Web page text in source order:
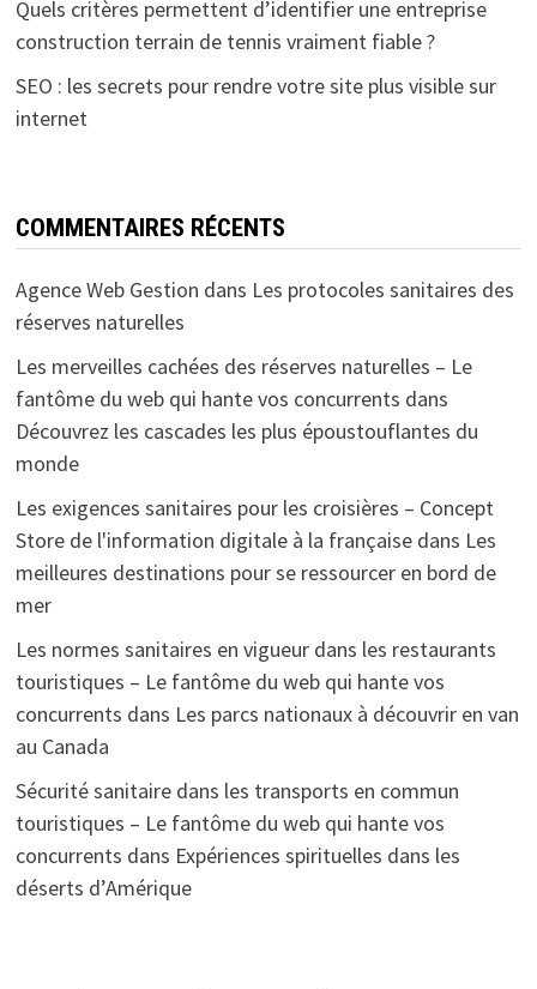
Quels critères permettent d’identifier une entreprise
construction terrain de tennis vraiment fiable ?
SEO : les secrets pour rendre votre site plus visible sur
internet
COMMENTAIRES RÉCENTS
Agence Web Gestion dans Les protocoles sanitaires des
réserves naturelles
Les merveilles cachées des réserves naturelles – Le
fantôme du web qui hante vos concurrents dans
Découvrez les cascades les plus époustouflantes du
monde
Les exigences sanitaires pour les croisières – Concept
Store de l'information digitale à la françaisedans Les
meilleures destinations pour se ressourcer en bord de
mer
Les normes sanitaires en vigueur dans les restaurants
touristiques – Le fantôme du web qui hante vos
concurrents dans Les parcs nationaux à découvrir en van
au Canada
Sécurité sanitaire dans les transports en commun
touristiques – Le fantôme du web qui hante vos
concurrents dans Expériences spirituelles dans les
déserts d’Amérique